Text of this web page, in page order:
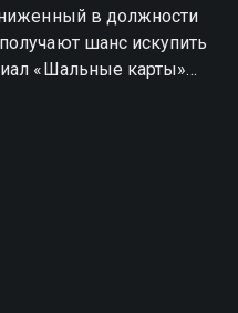
в должности
шанс искупить
«Шальные карты»
вы можете в подписке